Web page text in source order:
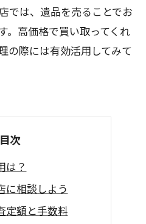
では、遺品を売ることでお
。高価格で買い取ってくれ
の際には有効活用してみて
目次
は？
に相談しよう
定額と手数料